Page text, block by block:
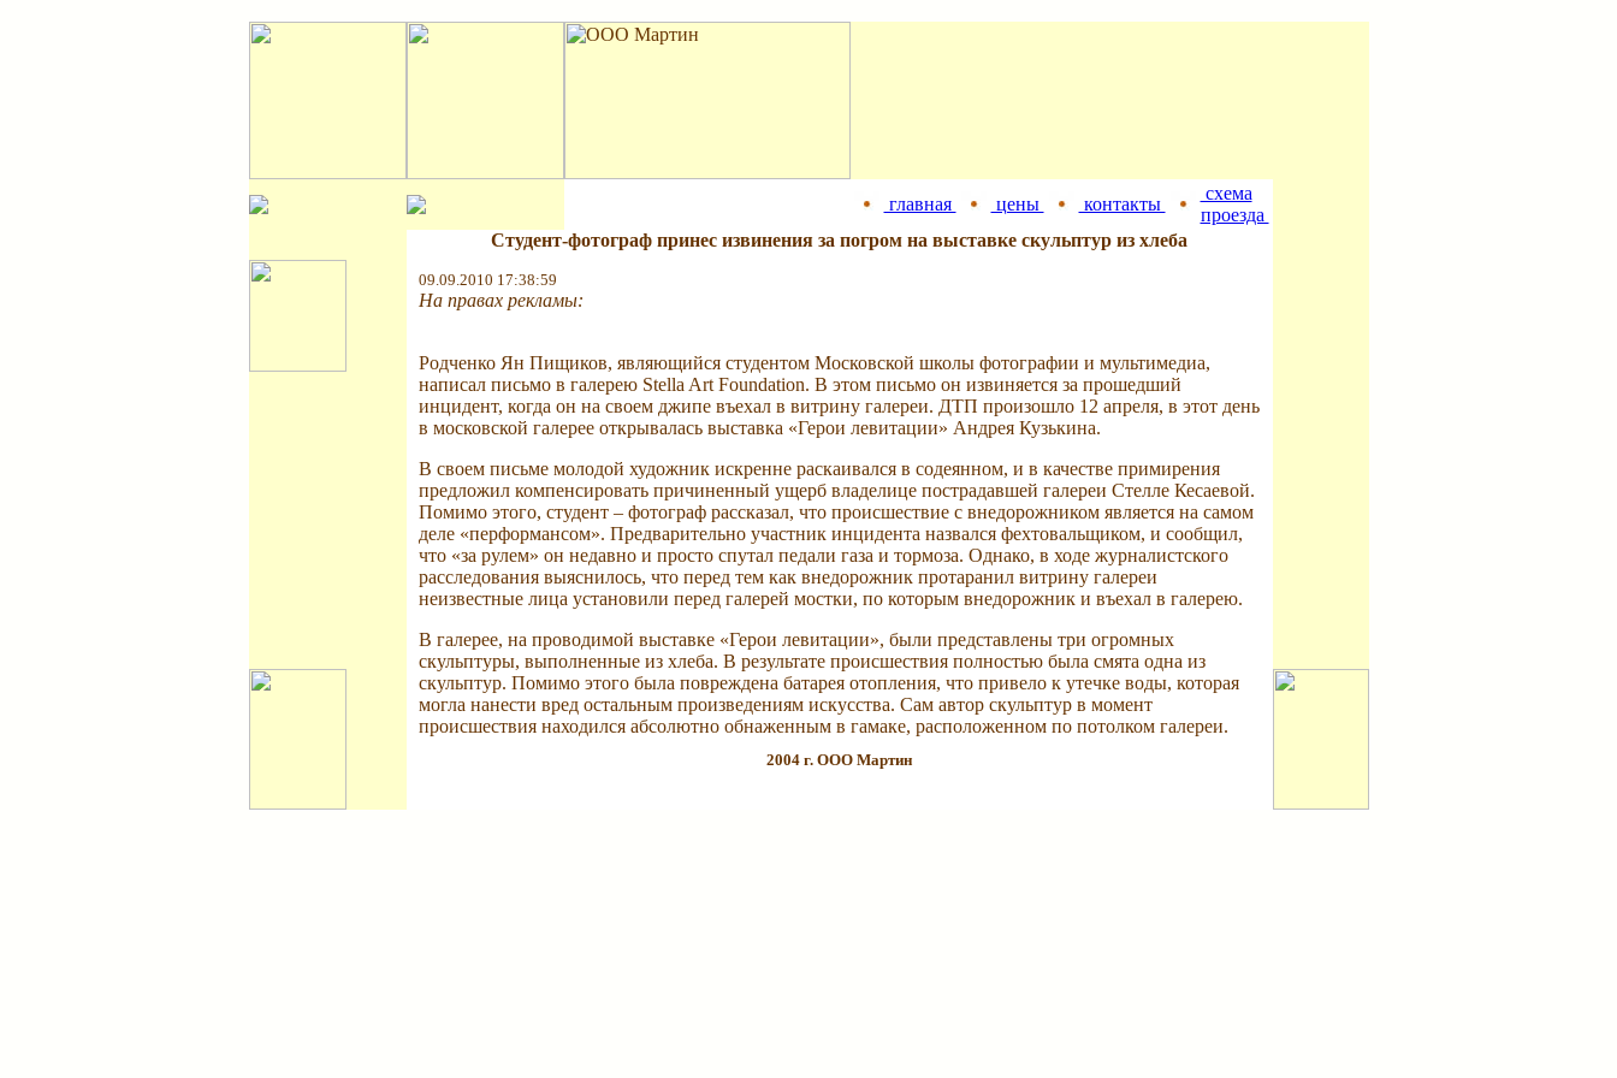
главная цены контакты
схема
проезда
Студент-фотограф принес извинения за погром на выставке скульптур из хлеба
09.09.2010 17:38:59
На правах рекламы:
Родченко Ян Пищиков, являющийся студентом Московской школы фотографии и мультимедиа,
написал письмо в галерею Stella Art Foundation. В этом письмо он извиняется за прошедший
инцидент, когда он на своем джипе въехал в витрину галереи. ДТП произошло 12 апреля, в этот день
в московской галерее открывалась выставка «Герои левитации» Андрея Кузькина.
В своем письме молодой художник искренне раскаивался в содеянном, и в качестве примирения
предложил компенсировать причиненный ущерб владелице пострадавшей галереи Стелле Кесаевой.
Помимо этого, студент – фотограф рассказал, что происшествие с внедорожником является на самом
деле «перформансом». Предварительно участник инцидента назвался фехтовальщиком, и сообщил,
что «за рулем» он недавно и просто спутал педали газа и тормоза. Однако, в ходе журналистского
расследования выяснилось, что перед тем как внедорожник протаранил витрину галереи
неизвестные лица установили перед галерей мостки, по которым внедорожник и въехал в галерею.
В галерее, на проводимой выставке «Герои левитации», были представлены три огромных
скульптуры, выполненные из хлеба. В результате происшествия полностью была смята одна из
скульптур. Помимо этого была повреждена батарея отопления, что привело к утечке воды, которая
могла нанести вред остальным произведениям искусства. Сам автор скульптур в момент
происшествия находился абсолютно обнаженным в гамаке, расположенном по потолком галереи.
2004 г. ООО Мартин